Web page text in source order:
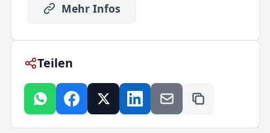
Mehr Infos
Teilen